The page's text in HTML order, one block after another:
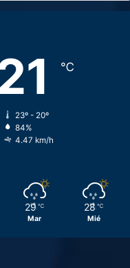
℃
23º - 20º
84%
4.47 km/h
29 ℃
Mar
28 ℃
Mié